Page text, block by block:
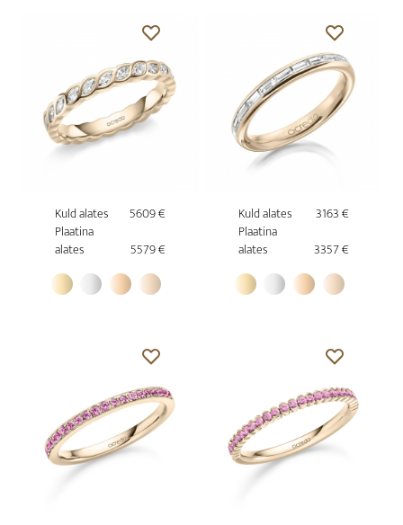
Kuld alates
5609 €
Plaatina
alates
5579 €
Kuld alates
3163 €
Plaatina
alates
3357 €